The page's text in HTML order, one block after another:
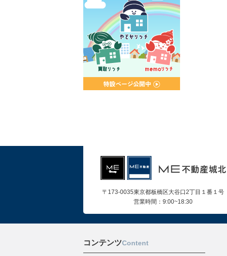
〒173-0035東京都板橋区大谷口2丁目１番１号
営業時間：9:00~18:30
コンテンツContent